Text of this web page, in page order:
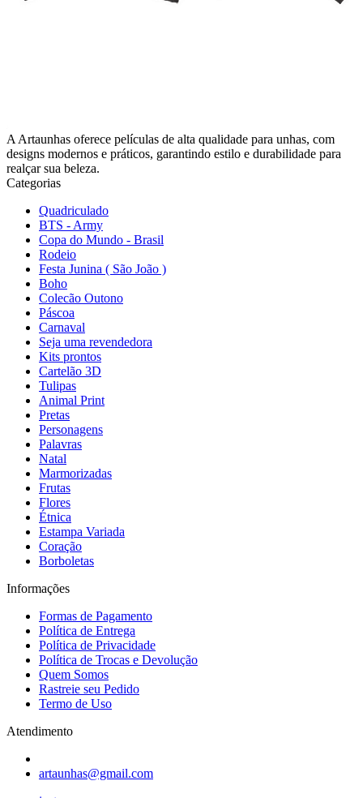
A Artaunhas oferece películas de alta qualidade para unhas, com
designs modernos e práticos, garantindo estilo e durabilidade para
realçar sua beleza.
Categorias
Quadriculado
BTS - Army
Copa do Mundo - Brasil
Rodeio
Festa Junina ( São João )
Boho
Colecão Outono
Páscoa
Carnaval
Seja uma revendedora
Kits prontos
Cartelão 3D
Tulipas
Animal Print
Pretas
Personagens
Palavras
Natal
Marmorizadas
Frutas
Flores
Étnica
Estampa Variada
Coração
Borboletas
Informações
Formas de Pagamento
Política de Entrega
Política de Privacidade
Política de Trocas e Devolução
Quem Somos
Rastreie seu Pedido
Termo de Uso
Atendimento
artaunhas@gmail.com